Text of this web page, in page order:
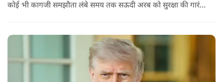
कोई भी कागजी समझौता लंबे समय तक सऊदी अरब को सुरक्षा की गारंटी